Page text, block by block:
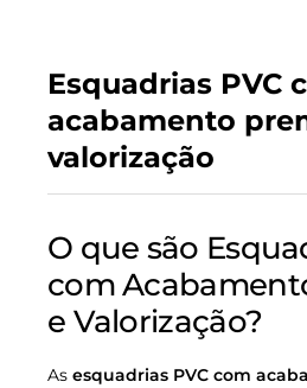
Esquadrias PVC
acabamento
valorização
O que são
com
e Valorização?
As esquadrias PVC com